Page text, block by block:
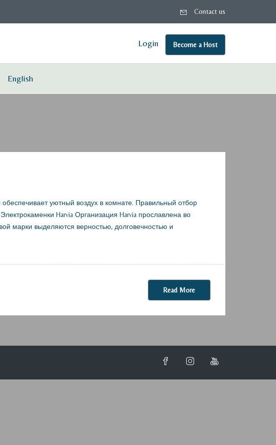
Contact us
Login Become a Host
English
уютный воздух в комнате. Правильный отбор
Harvia Организация Harvia прославлена во
марки выделяются верностью, долговечностью и
Read More